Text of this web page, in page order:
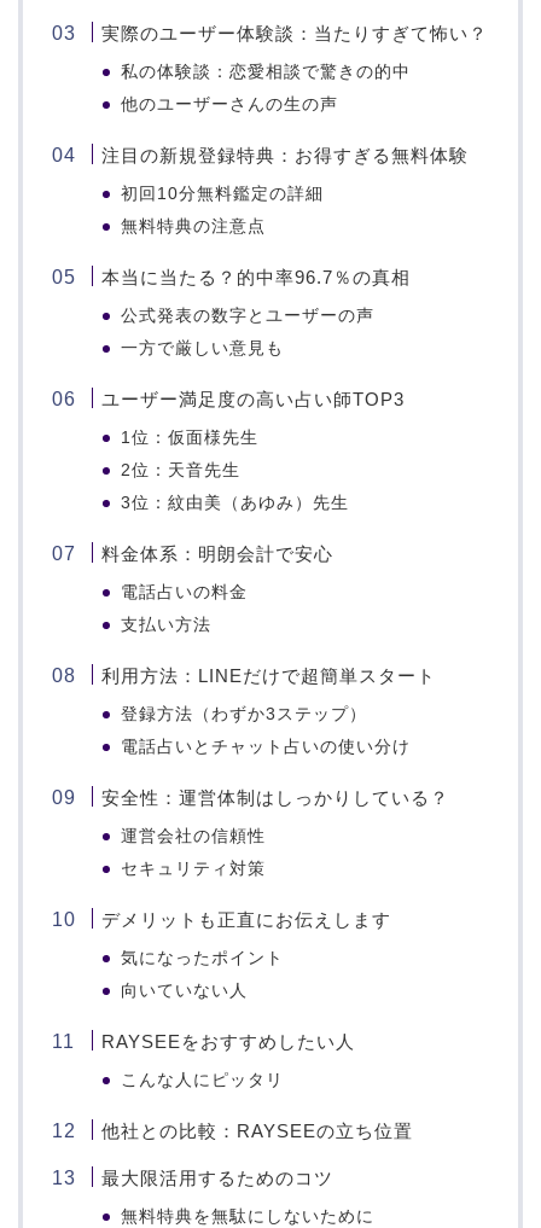
実際のユーザー体験談：当たりすぎて怖い？
私の体験談：恋愛相談で驚きの的中
他のユーザーさんの生の声
注目の新規登録特典：お得すぎる無料体験
初回10分無料鑑定の詳細
無料特典の注意点
本当に当たる？的中率96.7％の真相
公式発表の数字とユーザーの声
一方で厳しい意見も
ユーザー満足度の高い占い師TOP3
1位：仮面様先生
2位：天音先生
3位：紋由美（あゆみ）先生
料金体系：明朗会計で安心
電話占いの料金
支払い方法
利用方法：LINEだけで超簡単スタート
登録方法（わずか3ステップ）
電話占いとチャット占いの使い分け
安全性：運営体制はしっかりしている？
運営会社の信頼性
セキュリティ対策
デメリットも正直にお伝えします
気になったポイント
向いていない人
RAYSEEをおすすめしたい人
こんな人にピッタリ
他社との比較：RAYSEEの立ち位置
最大限活用するためのコツ
無料特典を無駄にしないために